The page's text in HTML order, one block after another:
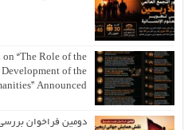
“The Role of the
of the
Announced
دومین فراخوان